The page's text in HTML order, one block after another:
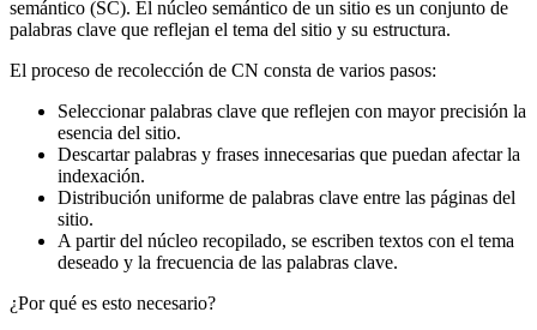
semántico (SC). El núcleo semántico de un sitio es un conjunto de
palabras clave que reflejan el tema del sitio y su estructura.
El proceso de recolección de CN consta de varios pasos:
Seleccionar palabras clave que reflejen con mayor precisión la
esencia del sitio.
Descartar palabras y frases innecesarias que puedan afectar la
indexación.
Distribución uniforme de palabras clave entre las páginas del
sitio.
A partir del núcleo recopilado, se escriben textos con el tema
deseado y la frecuencia de las palabras clave.
¿Por qué es esto necesario?